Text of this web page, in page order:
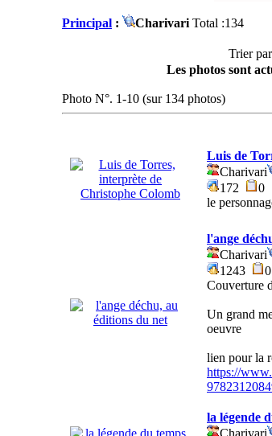
Principal : Charivari Total :134
Trier
Les photos sont
Photo N°. 1-10 (sur 134 photos)
Luis de
Charivari
172
0
le
l'ange
Charivari
1243
Couverture
Un grand
oeuvre
lien pour la
https://
la légende
Charivari